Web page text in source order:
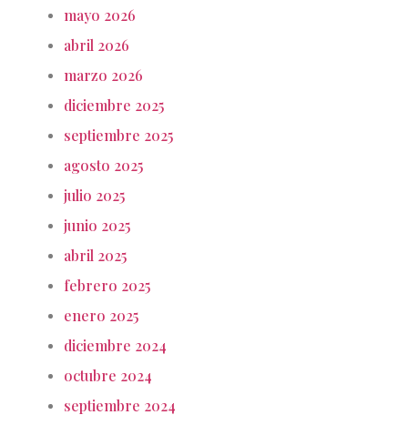
mayo 2026
abril 2026
marzo 2026
diciembre 2025
septiembre 2025
agosto 2025
julio 2025
junio 2025
abril 2025
febrero 2025
enero 2025
diciembre 2024
octubre 2024
septiembre 2024